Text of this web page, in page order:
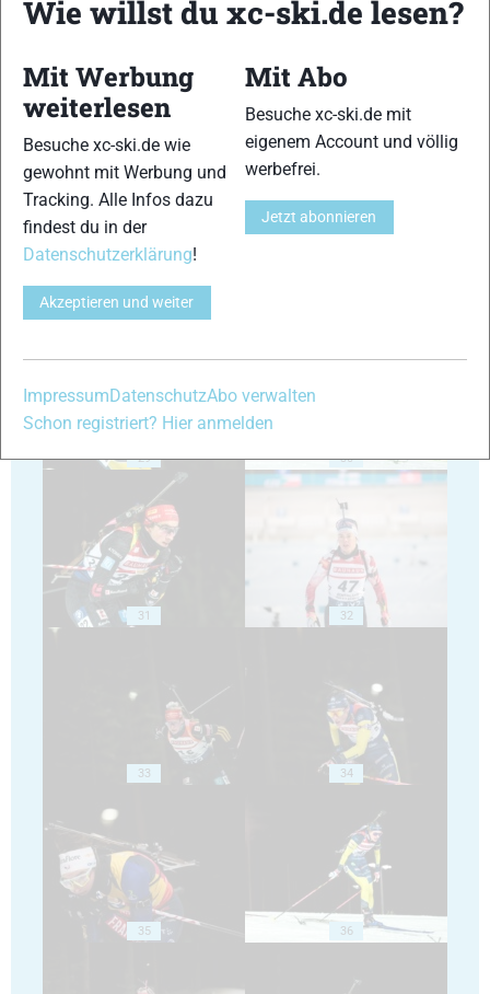
25 26
27
29 30
31 32
33 34
35 36
Wie willst du xc-ski.de lesen?
Mit Werbung
weiterlesen
Besuche xc-ski.de wie
gewohnt mit Werbung und
Tracking. Alle Infos dazu
findest du in der
Datenschutzerklärung!
Akzeptieren und weiter
Mit Abo
Besuche xc-ski.de mit
eigenem Account und völlig
werbefrei.
Jetzt abonnieren
ImpressumDatenschutzAbo verwalten
Schon registriert? Hier anmelden